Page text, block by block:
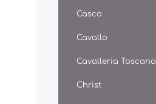
Casco
Cavallo
Cavalleria Toscana
Christ